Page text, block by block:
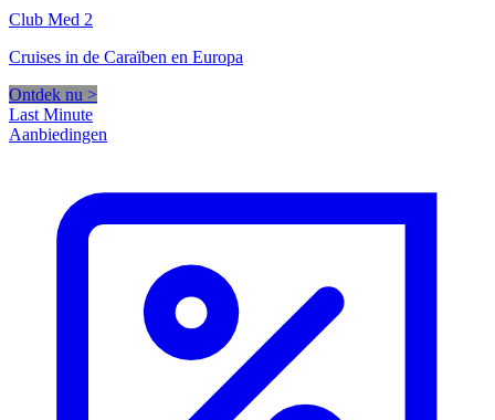
Club Med 2
Cruises in de Caraïben en Europa
Ontdek nu >
Last Minute
Aanbiedingen